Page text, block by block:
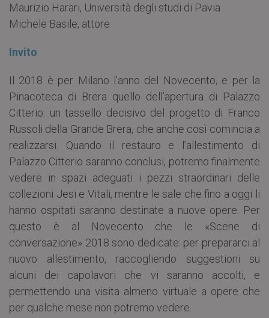
Maurizio Harari, Università degli studi di Pavia
Michele Basile, attore
Invito
Il 2018 è per Milano l’anno del Novecento, e per la
Pinacoteca di Brera quello dell’apertura di Palazzo
Citterio: un tassello decisivo del progetto di Franco
Russoli della Grande Brera, che anche così comincia a
realizzarsi. Quando il restauro e l’allestimento di
Palazzo Citterio saranno conclusi, potremo finalmente
vedere in spazi adeguati i pezzi straordinari delle
collezioni Jesi e Vitali, mentre le sale che fino a oggi li
hanno ospitati saranno destinate a nuove opere. Per
questo è al Novecento che le «Scene di
conversazione» 2018 sono dedicate: per prepararci al
nuovo allestimento, raccogliendo suggestioni su
alcuni dei capolavori che vi saranno accolti, e
permettendo una visita almeno virtuale a opere che
per qualche mese non potremo vedere.